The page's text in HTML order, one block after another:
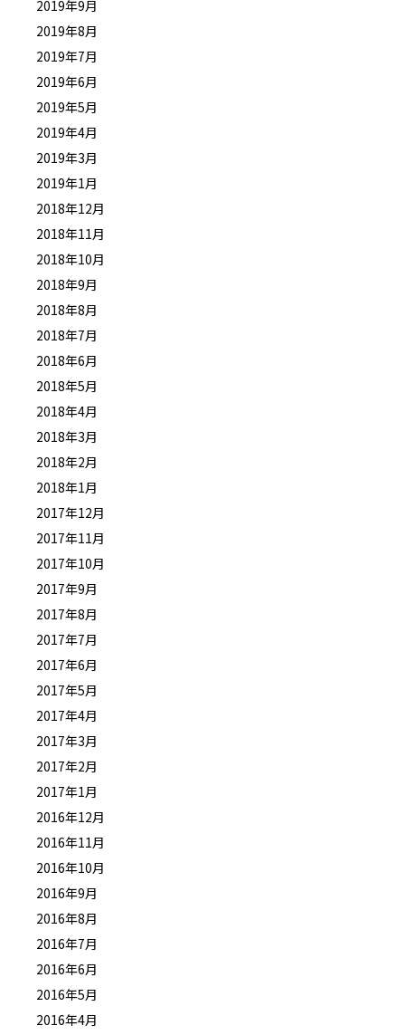
2019年9月
2019年8月
2019年7月
2019年6月
2019年5月
2019年4月
2019年3月
2019年1月
2018年12月
2018年11月
2018年10月
2018年9月
2018年8月
2018年7月
2018年6月
2018年5月
2018年4月
2018年3月
2018年2月
2018年1月
2017年12月
2017年11月
2017年10月
2017年9月
2017年8月
2017年7月
2017年6月
2017年5月
2017年4月
2017年3月
2017年2月
2017年1月
2016年12月
2016年11月
2016年10月
2016年9月
2016年8月
2016年7月
2016年6月
2016年5月
2016年4月